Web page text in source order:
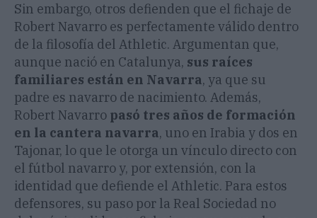
Sin embargo, otros defienden que el fichaje de
Robert Navarro es perfectamente válido dentro
de la filosofía del Athletic. Argumentan que,
aunque nació en Catalunya, sus raíces
familiares están en Navarra, ya que su
padre es navarro de nacimiento. Además,
Robert Navarro pasó tres años de formación
en la cantera navarra, uno en Irabia y dos en
Tajonar, lo que le otorga un vínculo directo con
el fútbol navarro y, por extensión, con la
identidad que defiende el Athletic. Para estos
defensores, su paso por la Real Sociedad no